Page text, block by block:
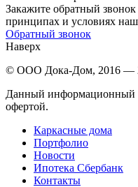
Закажите обратный
принципах и условиях
Обратный звонок
Наверх
© ООО Дока-Дом, 2016 —
Данный информационный
офертой.
Каркасные дома
Портфолио
Новости
Ипотека Сбербанк
Контакты